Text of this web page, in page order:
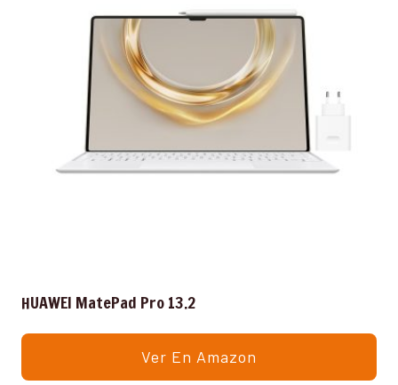
HUAWEI MatePad Pro 13.2
Ver En Amazon